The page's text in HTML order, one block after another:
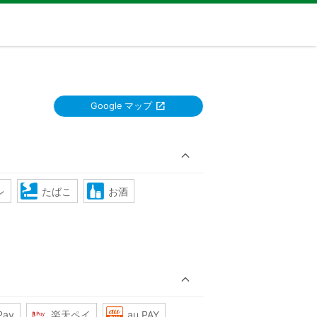
Google マップ
たばこ お酒